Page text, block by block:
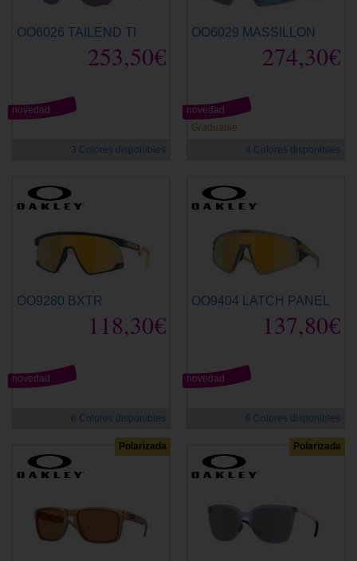
OO6026 TAILEND TI
253,50€
novedad
3 Colores disponibles
OO6029 MASSILLON
274,30€
Graduable
novedad
4 Colores disponibles
OO9280 BXTR
118,30€
novedad
6 Colores disponibles
OO9404 LATCH PANEL
137,80€
novedad
9 Colores disponibles
Polarizada Polarizada